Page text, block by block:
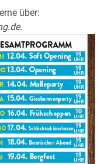
über: